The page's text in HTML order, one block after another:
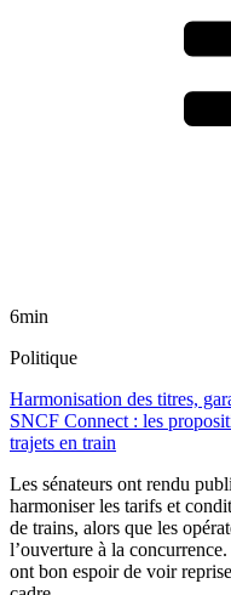
6min
Politique
Harmonisation des titres,
SNCF Connect : les
trajets en train
Les sénateurs ont rendu
harmoniser les tarifs et
de trains, alors que les
l’ouverture à la
ont bon espoir de voir